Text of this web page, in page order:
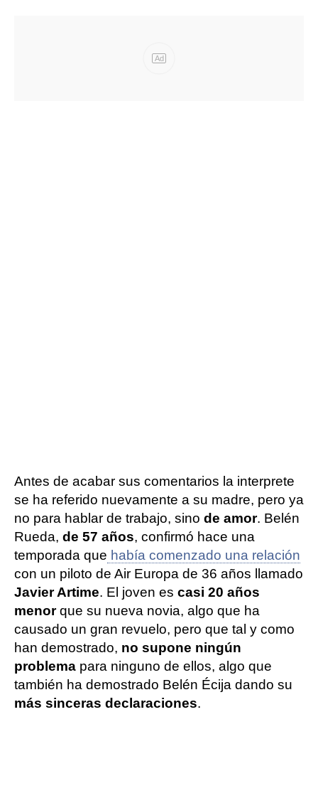
Ad
Antes de acabar sus comentarios la interprete
se ha referido nuevamente a su madre, pero ya
no para hablar de trabajo, sino de amor. Belén
Rueda, de 57 años, confirmó hace una
temporada que había comenzado una relación
con un piloto de Air Europa de 36 años llamado
Javier Artime. El joven es casi 20 años
menorque su nueva novia, algo que ha
causado un gran revuelo, pero que tal y como
han demostrado, no supone ningún
problema para ninguno de ellos, algo que
también ha demostrado Belén Écija dando su
más sinceras declaraciones.